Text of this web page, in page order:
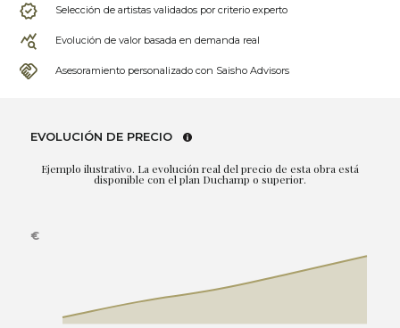
Selección de artistas validados por criterio experto
Evolución de valor basada en demanda real
Asesoramiento personalizado con Saisho Advisors
EVOLUCIÓN DE PRECIO
Ejemplo ilustrativo. La evolución real del precio de esta obra está
disponible con el plan Duchamp o superior.